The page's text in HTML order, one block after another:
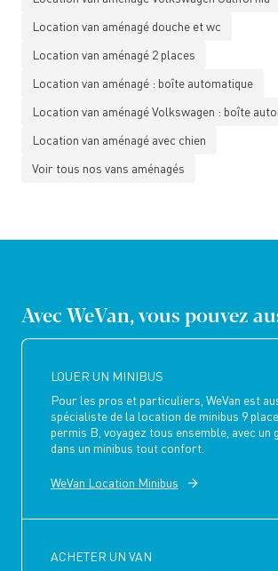
Location van aménagé douche et wc
Location van aménagé 2 places
Location van aménagé : boîte automatique
Location van aménagé Volkswagen : boîte
Location van aménagé avec chien
Voir tous nos vans aménagés
Avec WeVan, vous pouvez
LOUER UN MINIBUS
Pour les pros et particuliers, WeVan est
spécialiste de la location de minibus 9
permis B, voyagez tous ensemble, avec un
dans un minibus tout confort.
WeVan Location Minibus
ACHETER UN VAN